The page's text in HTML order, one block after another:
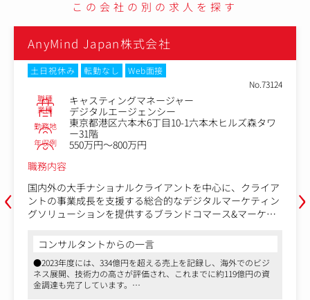
この会社の別の求人を探す
‹
木ヒルズ森タワ
心に、クライア
ルマーケティン
ース&マーケテ
ーとの調整やプ
、チームをまと
、海外でのビジ
に約119億円の資
AnyMind Japan株式会社
土日祝休み
職種 BC-TTS-AM【メンバークラス】
業種 デジタルエージェンシー
勤務地
東京都港区六本木6丁目10-1六本
年収例
AnyMind Groupのブランドコマース&マー
部では、国内外の大手ナショナルクライア
クライアントの事業成長をもたらす総合的
今回のポジションでは、グローバルで通用
化の「ECコンサルティング組織」の拡大
最初は自らも現場でコンサルティング業務
同社プロダクトの『ECマネジメントプラ
X』を組み込んだオペレーション/業務フロ
コンサルタントからの一言
●2023年度には、334億円を超える売上を記録し
ネス展開、技術力の高さが評価され、これまで
金調達も完了しています
›